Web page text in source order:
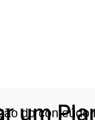
um
do conteúdo